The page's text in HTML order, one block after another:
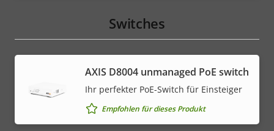
Switches
AXIS ​D8004 unmanaged PoE switch
Ihr perfekter PoE-Switch für Einsteiger
Empfohlen für dieses Produkt